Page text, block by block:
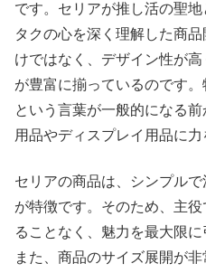
です。セリアが推し活の聖
タクの心を深く理解した商
けではなく、デザイン性が
が豊富に揃っているのです。
という言葉が一般的になる
用品やディスプレイ用品に力
セリアの商品は、シンプル
が特徴です。そのため、主
ることなく、魅力を最大限
また、商品のサイズ展開が